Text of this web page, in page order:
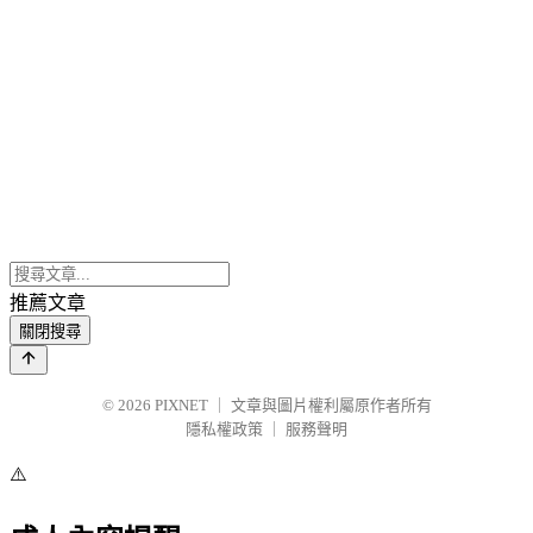
推薦文章
關閉搜尋
© 2026 PIXNET
文章與圖片權利屬原作者所有
隱私權政策
服務聲明
⚠️